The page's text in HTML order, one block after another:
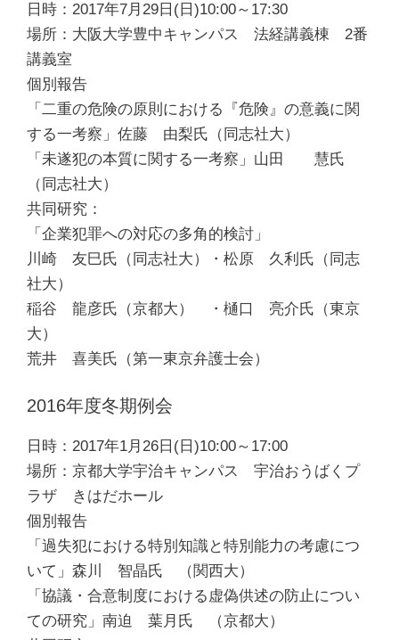
日時：2017年7月29日(日)10:00～17:30
場所：大阪大学豊中キャンパス 法経講義棟 2番
講義室
個別報告
「二重の危険の原則における『危険』の意義に関
する一考察」佐藤 由梨氏（同志社大）
「未遂犯の本質に関する一考察」山田 慧氏
（同志社大）
共同研究：
「企業犯罪への対応の多角的検討」
川崎 友巳氏（同志社大）・松原 久利氏（同志
社大）
稲谷 龍彦氏（京都大） ・樋口 亮介氏（東京
大）
荒井 喜美氏（第一東京弁護士会）
2016年度冬期例会
日時：2017年1月26日(日)10:00～17:00
場所：京都大学宇治キャンパス 宇治おうばくプ
ラザ きはだホール
個別報告
「過失犯における特別知識と特別能力の考慮につ
いて」森川 智晶氏 （関西大）
「協議・合意制度における虚偽供述の防止につい
ての研究」南迫 葉月氏 （京都大）